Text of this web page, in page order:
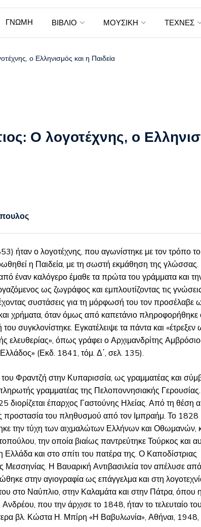
ΓΝΩΜΗ ΒΙΒΛΙΟ ΜΟΥΣΙΚΗ ΤΕΧΝΕΣ
ο Ελληνισμός και η Παιδεία
Ο λογοτέχνης, ο
ήταν ο λογοτέχνης, που αγωνίστηκε με τον τρόπο
η Παιδεία, με τη σωστή εκμάθηση της γλώσσας.
έναν καλόγερο έμαθε τα πρώτα του γράμματα και
ως ζωγράφος και εμπλουτίζοντας τις
συστάσεις για τη μόρφωσή του τον προσέλαβε
χρήματα, όταν όμως από καπετάνιο πληροφορήθηκε
συγκλονίστηκε. Εγκατέλειψε τα πάντα και
ελευθερίας», όπως γράφει ο Αρχιμανδρίτης
Ελλάδος» (Εκδ. 1841, τόμ. Δ΄, σελ. 135).
Φραντζή στην Κυπαρισσία, ως γραμματέας και
γραμματέας της Πελοποννησιακής
διορίζεται έπαρχος Γαστούνης Ηλείας. Από τη θέση
του πληθυσμού από τον Ιμπραήμ. Το 1828
την τύχη των αιχμαλώτων Ελλήνων και Οθωμανών,
την οποία βιαίως παντρεύτηκε Τούρκος και
Ελλάδα και στο σπίτι του πατέρα της. Ο Καποδίστριας
Μεσσηνίας. Η Βαυαρική Αντιβασιλεία τον απέλυσε
στην αγιογραφία ως επάγγελμα και στη
στο Ναύπλιο, στην Καλαμάτα και στην Πάτρα, όπου η
που την άρχισε το 1848, ήταν το τελευταίο
βλ. Κώστα Η. Μπίρη «Η Βαβυλωνία», Αθήναι,